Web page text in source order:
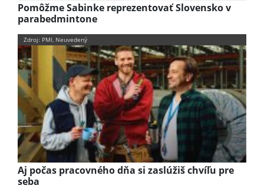
Pomôžme Sabinke reprezentovať Slovensko v
parabedmintone
Zdroj: PMI, Neuvedený
Aj počas pracovného dňa si zaslúžiš chvíľu pre
seba